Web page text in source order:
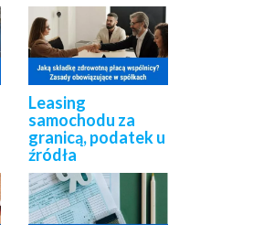
Leasing
samochodu za
granicą, podatek u
źródła